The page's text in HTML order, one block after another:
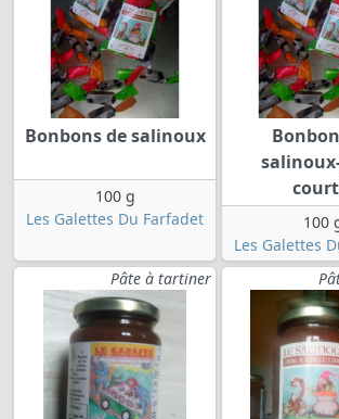
Bonbons de salinoux
100 g
Les Galettes Du Farfadet
100
Les Galettes
Pâte à tartiner